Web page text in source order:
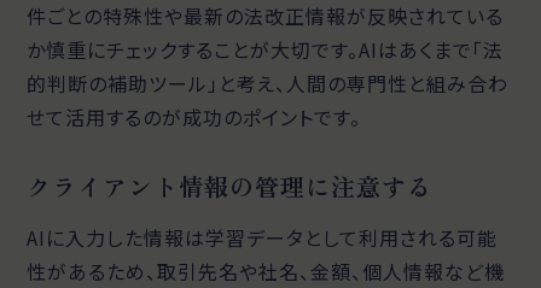
件ごとの特殊性や最新の法改正情報が反映されている
か慎重にチェックすることが大切です。AIはあくまで「法
的判断の補助ツール」と考え、人間の専門性と組み合わ
せて活用するのが成功のポイントです。
クライアント情報の管理に注意する
AIに入力した情報は学習データとして利用される可能
性があるため、取引先名や社名、金額、個人情報など機